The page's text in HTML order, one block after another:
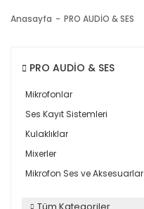
Anasayfa PRO AUDİO & SES
PRO AUDİO & SES
Mikrofonlar
Ses Kayıt Sistemleri
Kulaklıklar
Mixerler
Mikrofon Ses ve Aksesuarlar